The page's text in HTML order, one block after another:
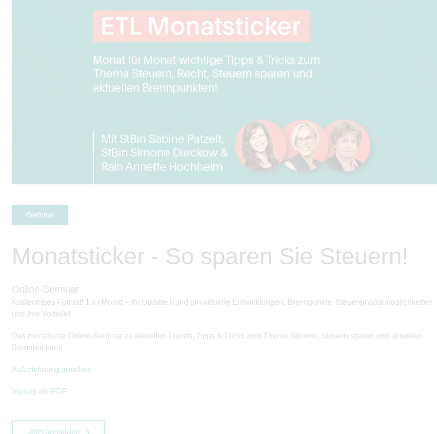
Webinar
Monatsticker - So sparen Sie Steuern!
Online-Seminar
Kostenfreies Format! 1 x / Monat – Ihr Update Rund um aktuelle Entwicklungen, Brennpunkte, Steuereinsparmöglichkeiten
und Ihre Vorteile!
Das monatliche Online-Seminar zu aktuellen Trends, Tipps & Tricks zum Thema Steuern, Steuern sparen und aktuellen
Brennpunkten!
Aufzeichnung ansehen
Vortrag als PDF
Jetzt anmelden